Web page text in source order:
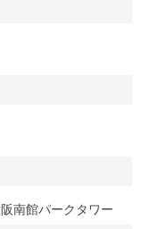
南館パークタワー